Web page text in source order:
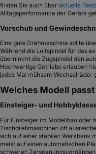
finden Sie auch über aktuelle
Alltagsperformance der Geräte
Vorschub und
Eine gute Drehmaschine sollte
Während die Leitspindel für das
übernimmt die Zugspindel den
Hochwertige Getriebe erlauben
jedes Mal mühsam Wechselräder
Welches Modell passt
Einsteiger- und
Für Einsteiger im Modellbau oder
Tischdrehmaschinen oft
sich auf einer stabilen Werkbank
meist auf einen automatischen
schweren